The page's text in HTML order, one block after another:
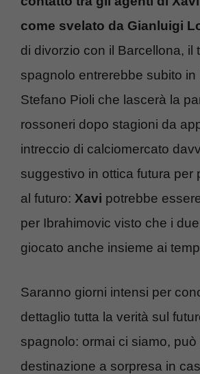
come svelato da Gianluigi
di divorzio con il Barcellona, il
spagnolo entrerebbe subito in
Stefano Pioli che lascerà la
rossoneri dopo stagioni da
intreccio di calciomercato
suggestivo in ottica futura per
al futuro: Xavi potrebbe
per Ibrahimovic visto che i
giocato anche insieme ai
Saranno giorni intensi per
dettaglio tutta la verità sul
spagnolo: ormai ci siamo,
destinazione a sorpresa in